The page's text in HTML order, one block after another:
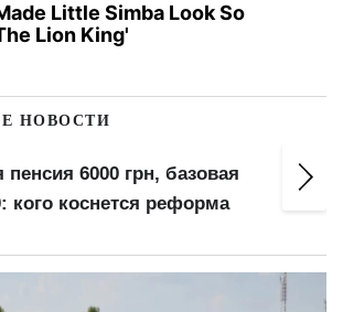
Little Simba Look So
Lion King'
НОВОСТИ
6000 грн, базовая
кого коснется реформа